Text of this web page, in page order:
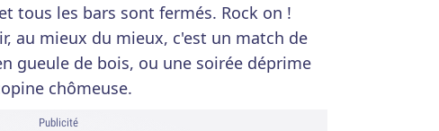
tous les bars sont fermés. Rock on !
au mieux du mieux, c'est un match de
gueule de bois, ou une soirée déprime
chômeuse.
Publicité